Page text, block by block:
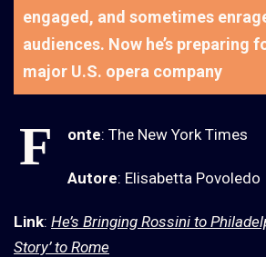
engaged, and sometimes
audiences. Now he’s preparing
major U.S. opera company
F onte: The New York Times
Autore: Elisabetta Povoledo
Link: He’s Bringing Rossini to
Story’ to Rome